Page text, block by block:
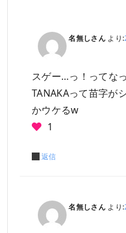
名無しさん より:
スゲー…っ！ってな
TANAKAって苗字が
かウケるw
1
返信
名無しさん より: